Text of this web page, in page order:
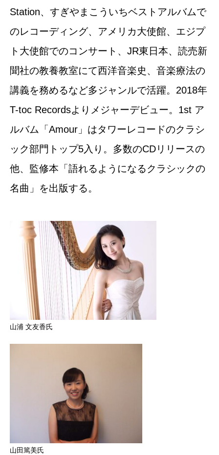
Station、すぎやまこういちベストアルバムで
のレコーディング、アメリカ大使館、エジプ
ト大使館でのコンサート、JR東日本、読売新
聞社の教養教室にて西洋音楽史、音楽療法の
講義を務めるなど多ジャンルで活躍。2018年
T-toc Recordsよりメジャーデビュー。1st ア
ルバム「Amour」はタワーレコードのクラシ
ック部門トップ5入り。多数のCDリリースの
他、監修本「語れるようになるクラシックの
名曲」を出版する。
山浦 文友香氏
山田篤美氏